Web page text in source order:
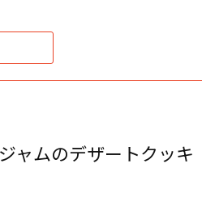
ャムのデザートクッキ